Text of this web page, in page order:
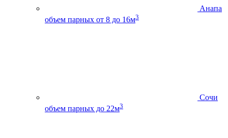
Анапа
объем парных от 8 до 16м3
Сочи
объем парных до 22м3